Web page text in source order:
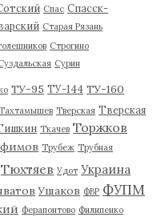
Спас Спасск-
Старая Рязань
Строгино
Сурин
ТУ-95 ТУ-144 ТУ-160
Тверская Тверская
Ткачев Торжков
Трубеж Трубная
Тюхтяев Удот Украина
Ушаков ФВР ФУПМ
Ферапонтово Филипенко